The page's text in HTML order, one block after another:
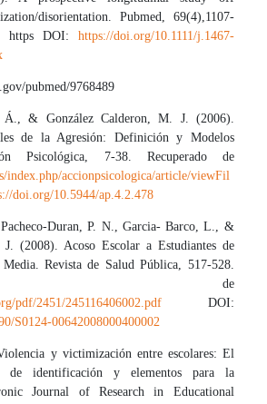
disorientation. Pubmed, 69(4),1107-
https DOI: https://doi.org/10.1111/j.1467-
pubmed/9768489
Á., & González Calderon, M. J. (2006).
de la Agresión: Definición y Modelos
Psicológica, 7-38. Recuperado de
index.php/accionpsicologica/article/viewFil
doi.org/10.5944/ap.4.2.478
Duran, P. N., Garcia- Barco, L., &
(2008). Acoso Escolar a Estudiantes de
Revista de Salud Pública, 517-528.
de
pdf/2451/245116406002.pdf DOI:
S0124-00642008000400002
y victimización entre escolares: El
de identificación y elementos para la
Journal of Research in Educational